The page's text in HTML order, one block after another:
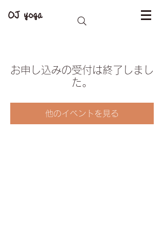
OJ yoga
お申し込みの受付は終了しまし
た。
他のイベントを見る